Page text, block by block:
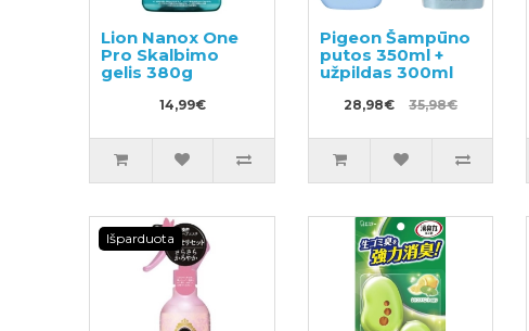
Lion Nanox One
Pro Skalbimo
gelis 380g
14,99€
Pigeon Šampūno
putos 350ml +
užpildas 300ml
28,98€ 35,98€
Išparduota